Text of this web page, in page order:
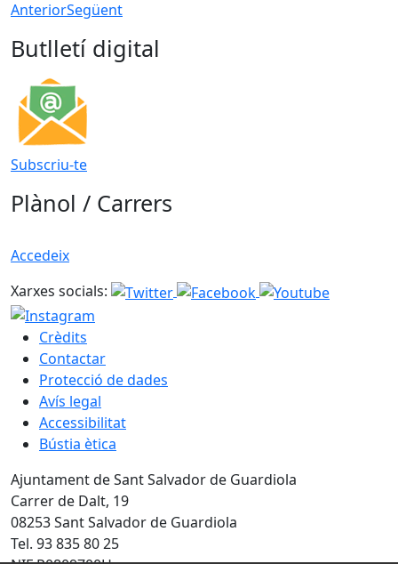
AnteriorSegüent
Butlletí digital
Subscriu-te
Plànol / Carrers
Accedeix
Xarxes socials:
Crèdits
Contactar
Protecció de dades
Avís legal
Accessibilitat
Bústia ètica
Ajuntament de Sant Salvador de Guardiola
Carrer de Dalt, 19
08253 Sant Salvador de Guardiola
Tel. 93 835 80 25